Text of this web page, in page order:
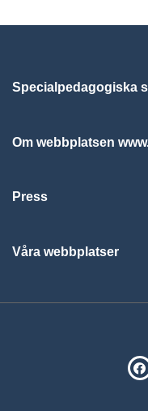
Specialpedagogiska
Om webbplatsen
Press
Våra webbplatser